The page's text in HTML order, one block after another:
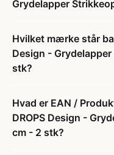
Grydelapper
Hvilket mærke står
Design -
stk?
Hvad er EAN /
DROPS Design -
cm - 2 stk?